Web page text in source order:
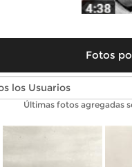
Fotos
Fotos
Últimas fotos agregadas